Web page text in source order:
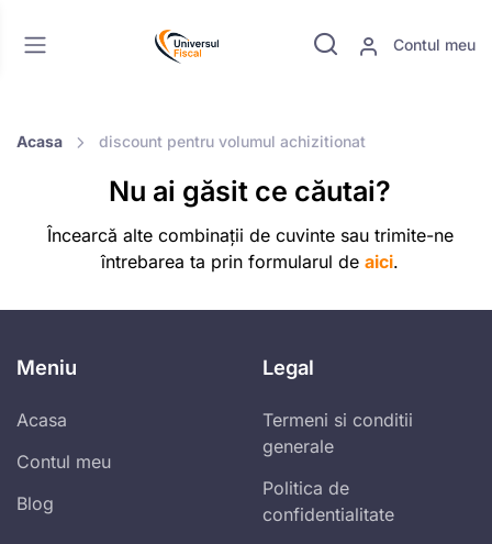
Contul meu
Acasa discount pentru volumul achizitionat
Nu ai găsit ce căutai?
Încearcă alte combinații de cuvinte sau trimite-ne
întrebarea ta prin formularul de aici.
Meniu
Acasa
Contul meu
Blog
Legal
Termeni si conditii
generale
Politica de
confidentialitate